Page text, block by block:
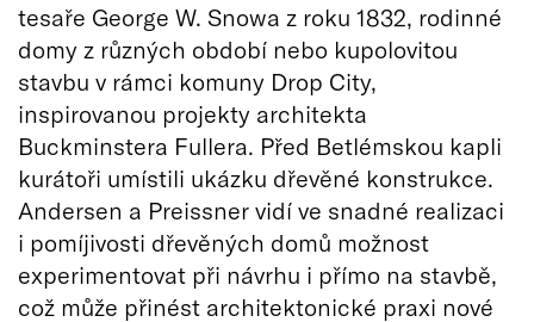
tesaře George W. Snowa z roku 1832, rodinné
domy z různých období nebo kupolovitou
stavbu v rámci komuny Drop City,
inspirovanou projekty architekta
Buckminstera Fullera. Před Betlémskou kapli
kurátoři umístili ukázku dřevěné konstrukce.
Andersen a Preissner vidí ve snadné realizaci
i pomíjivosti dřevěných domů možnost
experimentovat při návrhu i přímo na stavbě,
což může přinést architektonické praxi nové